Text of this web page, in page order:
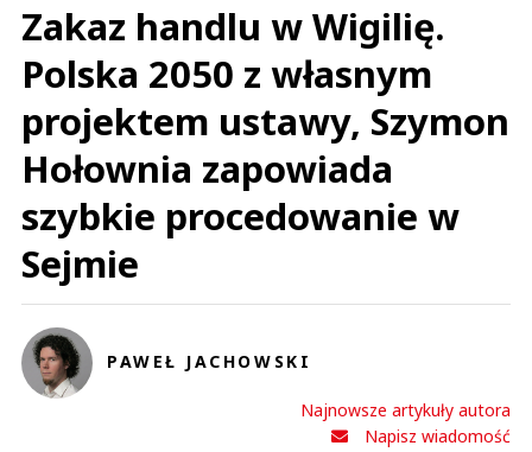
Zakaz handlu w Wigilię.
Polska 2050 z własnym
projektem ustawy, Szymon
Hołownia zapowiada
szybkie procedowanie w
Sejmie
PAWEŁ JACHOWSKI
Najnowsze artykuły autora
Napisz wiadomość